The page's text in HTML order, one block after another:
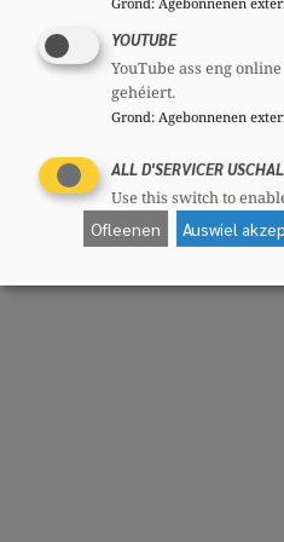
YOUTUBE
YouTube ass eng
gehéiert.
Grond: Agebonnenen
ALL D'SERVICER
Use this switch to
Ofleenen Auswiel